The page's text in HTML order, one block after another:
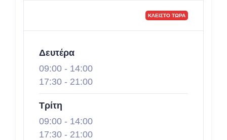
ΚΛΕΙΣΤΌ ΤΏΡΑ
Δευτέρα
09:00 - 14:00
17:30 - 21:00
Τρίτη
09:00 - 14:00
17:30 - 21:00